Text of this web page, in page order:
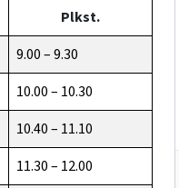
Plkst.
9.00 – 9.30
10.00 – 10.30
10.40 – 11.10
11.30 – 12.00